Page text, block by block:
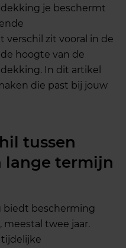
je beschermt
verschil zit vooral in de
hoogte van de
In dit artikel
die past bij jouw
tussen
lange termijn
biedt bescherming
twee jaar.
tijdelijke